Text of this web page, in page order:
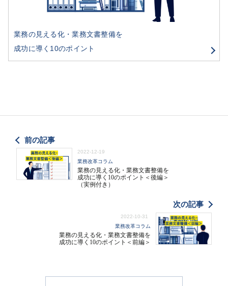
業務の見える化・業務文書整備を
成功に導く10のポイント
前の記事
2022-12-19
業務改革コラム
業務の見える化・業務文書整備を
成功に導く10のポイント＜後編＞
（実例付き）
次の記事
2022-10-31
業務改革コラム
業務の見える化・業務文書整備を
成功に導く10のポイント＜前編＞